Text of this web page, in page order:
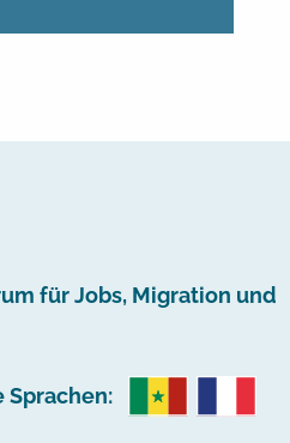
für Jobs, Migration und